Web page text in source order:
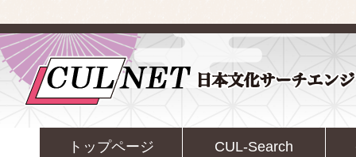
トップページ CUL-Search